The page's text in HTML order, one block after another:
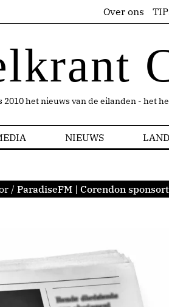
Over ons
2010 het nieuws van de eilanden - het
NIEUWS
/ ParadiseFM | Corendon